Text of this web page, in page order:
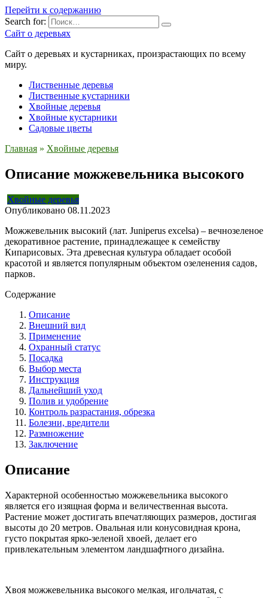
Перейти к содержанию
Search for:
Сайт о деревьях
Сайт о деревьях и кустарниках, произрастающих по всему
миру.
Лиственные деревья
Лиственные кустарники
Хвойные деревья
Хвойные кустарники
Садовые цветы
Главная » Хвойные деревья
Описание можжевельника высокого
Хвойные деревья
Опубликовано 08.11.2023
Можжевельник высокий (лат. Juniperus excelsa) – вечнозеленое
декоративное растение, принадлежащее к семейству
Кипарисовых. Эта древесная культура обладает особой
красотой и является популярным объектом озеленения садов,
парков.
Содержание
Описание
Внешний вид
Применение
Охранный статус
Посадка
Выбор места
Инструкция
Дальнейший уход
Полив и удобрение
Контроль разрастания, обрезка
Болезни, вредители
Размножение
Заключение
Описание
Характерной особенностью можжевельника высокого
является его изящная форма и величественная высота.
Растение может достигать впечатляющих размеров, достигая
высоты до 20 метров. Овальная или конусовидная крона,
густо покрытая ярко-зеленой хвоей, делает его
привлекательным элементом ландшафтного дизайна.
Хвоя можжевельника высокого мелкая, игольчатая, с